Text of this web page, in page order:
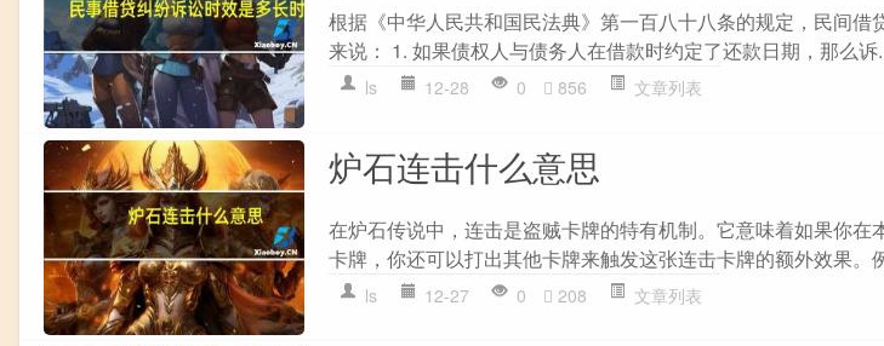
根据《中华人民共和国民法典》第一百八十八条的规定，民间借
来说： 1. 如果债权人与债务人在借款时约定了还款日期，那么诉
ls 12-28 0 856 文章列表
炉石连击什么意思
在炉石传说中，连击是盗贼卡牌的特有机制。它意味着如果你在
卡牌，你还可以打出其他卡牌来触发这张连击卡牌的额外效果。
ls 12-27 0 208 文章列表